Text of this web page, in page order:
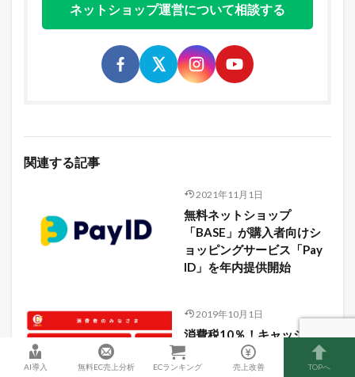
ネットショップ運営について相談する
関連する記事
2021年11月1日
無料ネットショップ
「BASE」が購入者向けシ
ョッピングサービス「Pay
ID」を年内提供開始
2019年10月1日
消費税10％！キャッシュレ
ス還元事業参加店舗は50万
以上に拡大！
AI導入 無料EC売上分析 ECランキング 売上改善 TOPへ